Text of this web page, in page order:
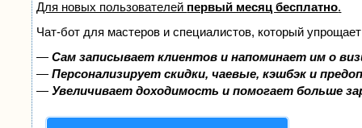
Для новых пользователей первый месяц бесплатно.
Чат-бот для мастеров и специалистов, который
—Сам записывает клиентов и напоминает им о
—Персонализирует скидки, чаевые, кэшбэк и
—Увеличивает доходимость и помогает больше